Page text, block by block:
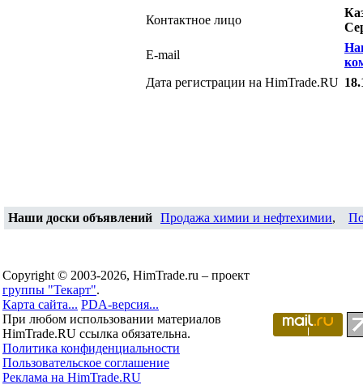
Контактное лицо
E-mail
Дата регистрации на HimTrade.RU
Наши доски объявлений Продажа химии и нефтехимии,
Copyright © 2003-2026, HimTrade.ru – проект
группы "Текарт".
Карта сайта... PDA-версия...
При любом использовании материалов
HimTrade.RU ссылка обязательна.
Политика конфиденциальности
Пользовательское соглашение
Реклама на HimTrade.RU